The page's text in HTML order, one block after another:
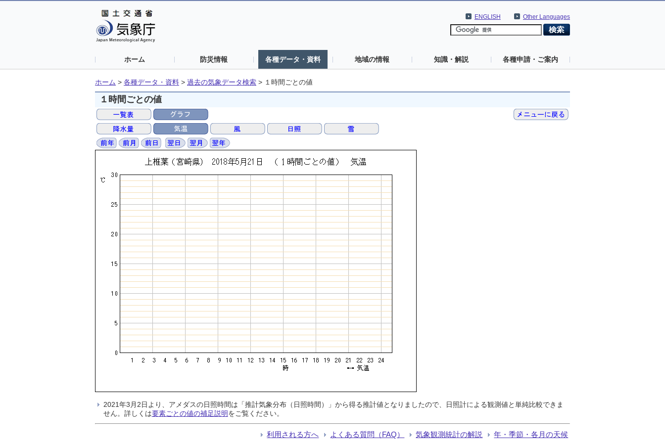
Other Languages
ENGLISH
ホーム 防災情報 各種データ・資料 地域の情報 知識・解説 各種申請・ご案内
ホーム > 各種データ・資料 > 過去の気象データ検索 > １時間ごとの値
１時間ごとの値
2021年3月2日より、アメダスの日照時間は「推計気象分布（日照時間）」から得る推計値となりましたので、日照計による観測値と単純比較できま
せん。詳しくは要素ごとの値の補足説明をご覧ください。
利用される方へ よくある質問（FAQ） 気象観測統計の解説 年・季節・各月の天候